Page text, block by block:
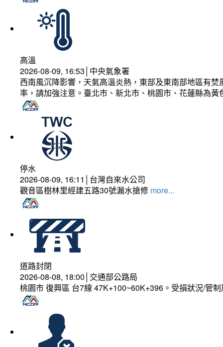
高溫
2026-08-09, 16:53│中央氣象署
西南風沉降影響，天氣高溫炎熱，東部及東南部地區有
率，請加強注意。臺北市、新北市、桃園市、花蓮縣為
停水
2026-08-09, 16:11│台灣自來水公司
觀音區樹林里經建五路30號漏水搶修 more...
道路封閉
2026-08-08, 18:00│交通部公路局
桃園市 復興區 台7線 47K+100~60K+396。受損狀況/管